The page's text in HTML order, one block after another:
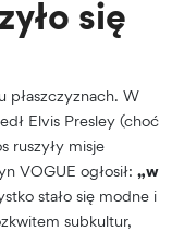
się
płaszczyznach. W
Elvis Presley (choć
ruszyły misje
VOGUE ogłosił: „w
stało się modne i
subkultur,